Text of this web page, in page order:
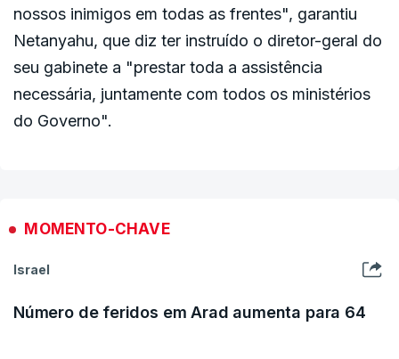
Convocada por movimentos sociais, sindicatos e partidos de
esquerda, a manifestação, que contou com a participação de
milhares de pessoas, segundo a Delegação do Governo,
serviu para condenar a "aliança bélica entre Israel e Estados
Unidos".
Na convocatória, afirmaram opor-se "a qualquer intervenção
direito à autodeterminação", denunciando que o aumento da
nossos inimigos em todas as frentes", garantiu
Netanyahu, que diz ter instruído o diretor-geral do
seu gabinete a "prestar toda a assistência
necessária, juntamente com todos os ministérios
do Governo".
MOMENTO-CHAVE
Israel
Número de feridos em Arad aumenta para 64